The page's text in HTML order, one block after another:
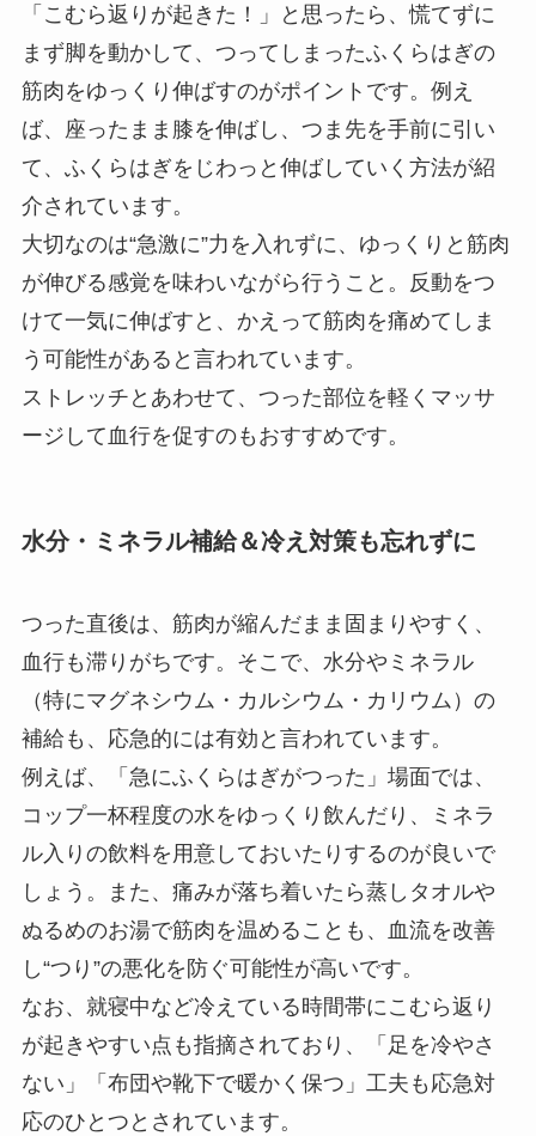
「こむら返りが起きた！」と思ったら、慌てずに
まず脚を動かして、つってしまったふくらはぎの
筋肉をゆっくり伸ばすのがポイントです。例え
ば、座ったまま膝を伸ばし、つま先を手前に引い
て、ふくらはぎをじわっと伸ばしていく方法が紹
介されています。
大切なのは“急激に”力を入れずに、ゆっくりと筋肉
が伸びる感覚を味わいながら行うこと。反動をつ
けて一気に伸ばすと、かえって筋肉を痛めてしま
う可能性があると言われています。
ストレッチとあわせて、つった部位を軽くマッサ
ージして血行を促すのもおすすめです。
水分・ミネラル補給＆冷え対策も忘れずに
つった直後は、筋肉が縮んだまま固まりやすく、
血行も滞りがちです。そこで、水分やミネラル
（特にマグネシウム・カルシウム・カリウム）の
補給も、応急的には有効と言われています。
例えば、「急にふくらはぎがつった」場面では、
コップ一杯程度の水をゆっくり飲んだり、ミネラ
ル入りの飲料を用意しておいたりするのが良いで
しょう。また、痛みが落ち着いたら蒸しタオルや
ぬるめのお湯で筋肉を温めることも、血流を改善
し“つり”の悪化を防ぐ可能性が高いです。
なお、就寝中など冷えている時間帯にこむら返り
が起きやすい点も指摘されており、「足を冷やさ
ない」「布団や靴下で暖かく保つ」工夫も応急対
応のひとつとされています。